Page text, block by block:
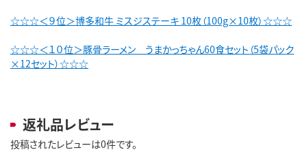
☆☆☆＜９位＞博多和牛 ミスジステーキ 10枚（100g×10枚）☆☆☆
☆☆☆＜１０位＞豚骨ラーメン うまかっちゃん60食セット（5袋パック
×12セット）☆☆☆
返礼品レビュー
投稿されたレビューは0件です。